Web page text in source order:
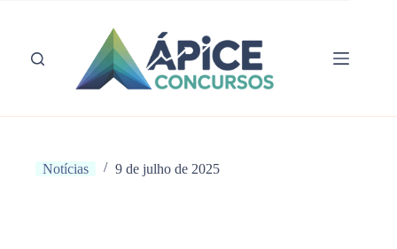
conteúdo
Notícias 9 de julho de 2025